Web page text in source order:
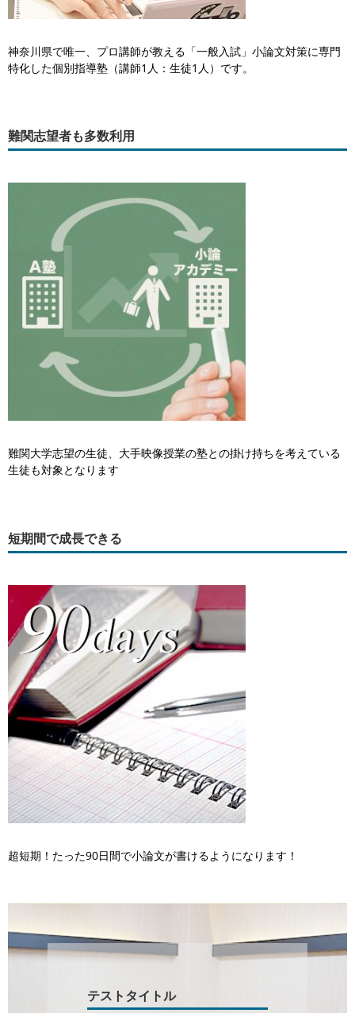
神奈川県で唯一、プロ講師が教える「一般入試」小論文対策に専門
特化した個別指導塾（講師1人：生徒1人）です。
難関志望者も多数利用
難関大学志望の生徒、大手映像授業の塾との掛け持ちを考えている
生徒も対象となります
短期間で成長できる
超短期！たった90日間で小論文が書けるようになります！
テストタイトル